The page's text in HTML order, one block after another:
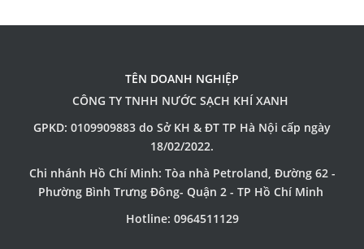
TÊN DOANH NGHIỆP
CÔNG TY TNHH NƯỚC SẠCH KHÍ XANH
GPKD: 0109909883 do Sở KH & ĐT TP Hà Nội cấp ngày
18/02/2022.
Chi nhánh Hồ Chí Minh: Tòa nhà Petroland, Đường 62 -
Phường Bình Trưng Đông- Quận 2 - TP Hồ Chí Minh
Hotline: 0964511129